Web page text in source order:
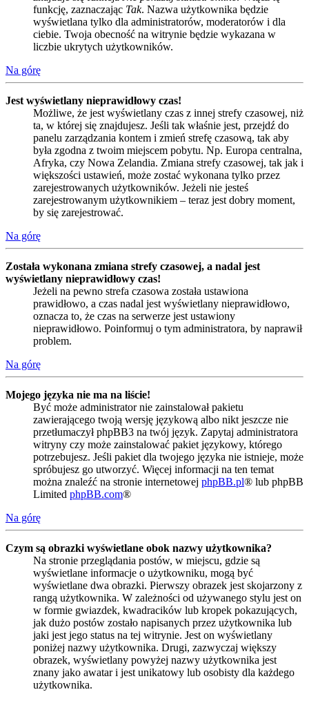
funkcję, zaznaczając Tak. Nazwa użytkownika będzie
wyświetlana tylko dla administratorów, moderatorów i dla
ciebie. Twoja obecność na witrynie będzie wykazana w
liczbie ukrytych użytkowników.
Na górę
Jest wyświetlany nieprawidłowy czas!
Możliwe, że jest wyświetlany czas z innej strefy czasowej, niż
ta, w której się znajdujesz. Jeśli tak właśnie jest, przejdź do
panelu zarządzania kontem i zmień strefę czasową, tak aby
była zgodna z twoim miejscem pobytu. Np. Europa centralna,
Afryka, czy Nowa Zelandia. Zmiana strefy czasowej, tak jak i
większości ustawień, może zostać wykonana tylko przez
zarejestrowanych użytkowników. Jeżeli nie jesteś
zarejestrowanym użytkownikiem – teraz jest dobry moment,
by się zarejestrować.
Na górę
Została wykonana zmiana strefy czasowej, a nadal jest
wyświetlany nieprawidłowy czas!
Jeżeli na pewno strefa czasowa została ustawiona
prawidłowo, a czas nadal jest wyświetlany nieprawidłowo,
oznacza to, że czas na serwerze jest ustawiony
nieprawidłowo. Poinformuj o tym administratora, by naprawił
problem.
Na górę
Mojego języka nie ma na liście!
Być może administrator nie zainstalował pakietu
zawierającego twoją wersję językową albo nikt jeszcze nie
przetłumaczył phpBB3 na twój język. Zapytaj administratora
witryny czy może zainstalować pakiet językowy, którego
potrzebujesz. Jeśli pakiet dla twojego języka nie istnieje, może
spróbujesz go utworzyć. Więcej informacji na ten temat
można znaleźć na stronie internetowej phpBB.pl® lub phpBB
Limited phpBB.com®
Na górę
Czym są obrazki wyświetlane obok nazwy użytkownika?
Na stronie przeglądania postów, w miejscu, gdzie są
wyświetlane informacje o użytkowniku, mogą być
wyświetlane dwa obrazki. Pierwszy obrazek jest skojarzony z
rangą użytkownika. W zależności od używanego stylu jest on
w formie gwiazdek, kwadracików lub kropek pokazujących,
jak dużo postów zostało napisanych przez użytkownika lub
jaki jest jego status na tej witrynie. Jest on wyświetlany
poniżej nazwy użytkownika. Drugi, zazwyczaj większy
obrazek, wyświetlany powyżej nazwy użytkownika jest
znany jako awatar i jest unikatowy lub osobisty dla każdego
użytkownika.